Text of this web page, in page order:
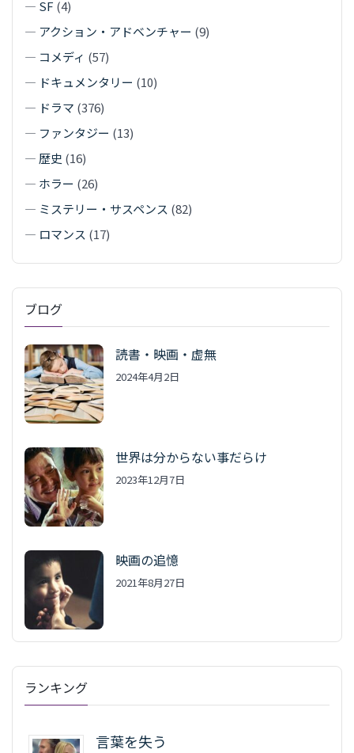
— SF (4)
— アクション・アドベンチャー (9)
— コメディ (57)
— ドキュメンタリー (10)
— ドラマ (376)
— ファンタジー (13)
— 歴史 (16)
— ホラー (26)
— ミステリー・サスペンス (82)
— ロマンス (17)
ブログ
読書・映画・虚無
2024年4月2日
世界は分からない事だらけ
2023年12月7日
映画の追憶
2021年8月27日
ランキング
言葉を失う